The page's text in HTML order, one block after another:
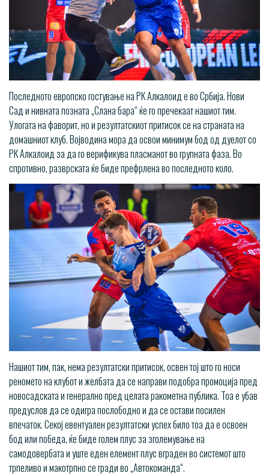
Последното европско гостување на РК Алкалоид е во Србија. Нови
Сад и нивната позната „Слана бара“ ќе го пречекаат нашиот тим.
Улогата на фаворит, но и резултатскиот притисок се на страната на
домашниот клуб. Војводина мора да освои минимум бод од дуелот со
РК Алкалоид за да го верификува пласманот во групната фаза. Во
спротивно, разврската ќе биде префрлена во последното коло.
Нашиот тим, пак, нема резултатски притисок, освен тој што го носи
реномето на клубот и желбата да се направи подобра промоција пред
новосадската и генерално пред целата ракометна публика. Тоа е убав
предуслов да се одигра послободно и да се остави посилен
впечаток. Секој евентуален резултатски успех било тоа да е освоен
бод или победа, ќе биде голем плус за зголемување на
самодовербата и уште еден елемент плус вграден во системот што
трпеливо и макотрпно се гради во „Автокоманда“.